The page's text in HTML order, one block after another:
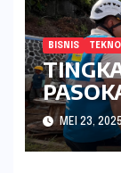
BISNIS
IDUL
MEI 23, 2025